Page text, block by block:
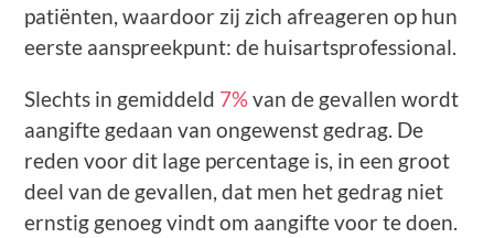
patiënten, waardoor zij zich afreageren op hun
eerste aanspreekpunt: de huisartsprofessional.
Slechts in gemiddeld 7%van de gevallen wordt
aangifte gedaan van ongewenst gedrag. De
reden voor dit lage percentage is, in een groot
deel van de gevallen, dat men het gedrag niet
ernstig genoeg vindt om aangifte voor te doen.